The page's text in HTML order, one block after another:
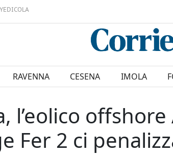
EDICOLA
RAVENNA CESENA IMOLA
l’eolico
Fer 2 ci